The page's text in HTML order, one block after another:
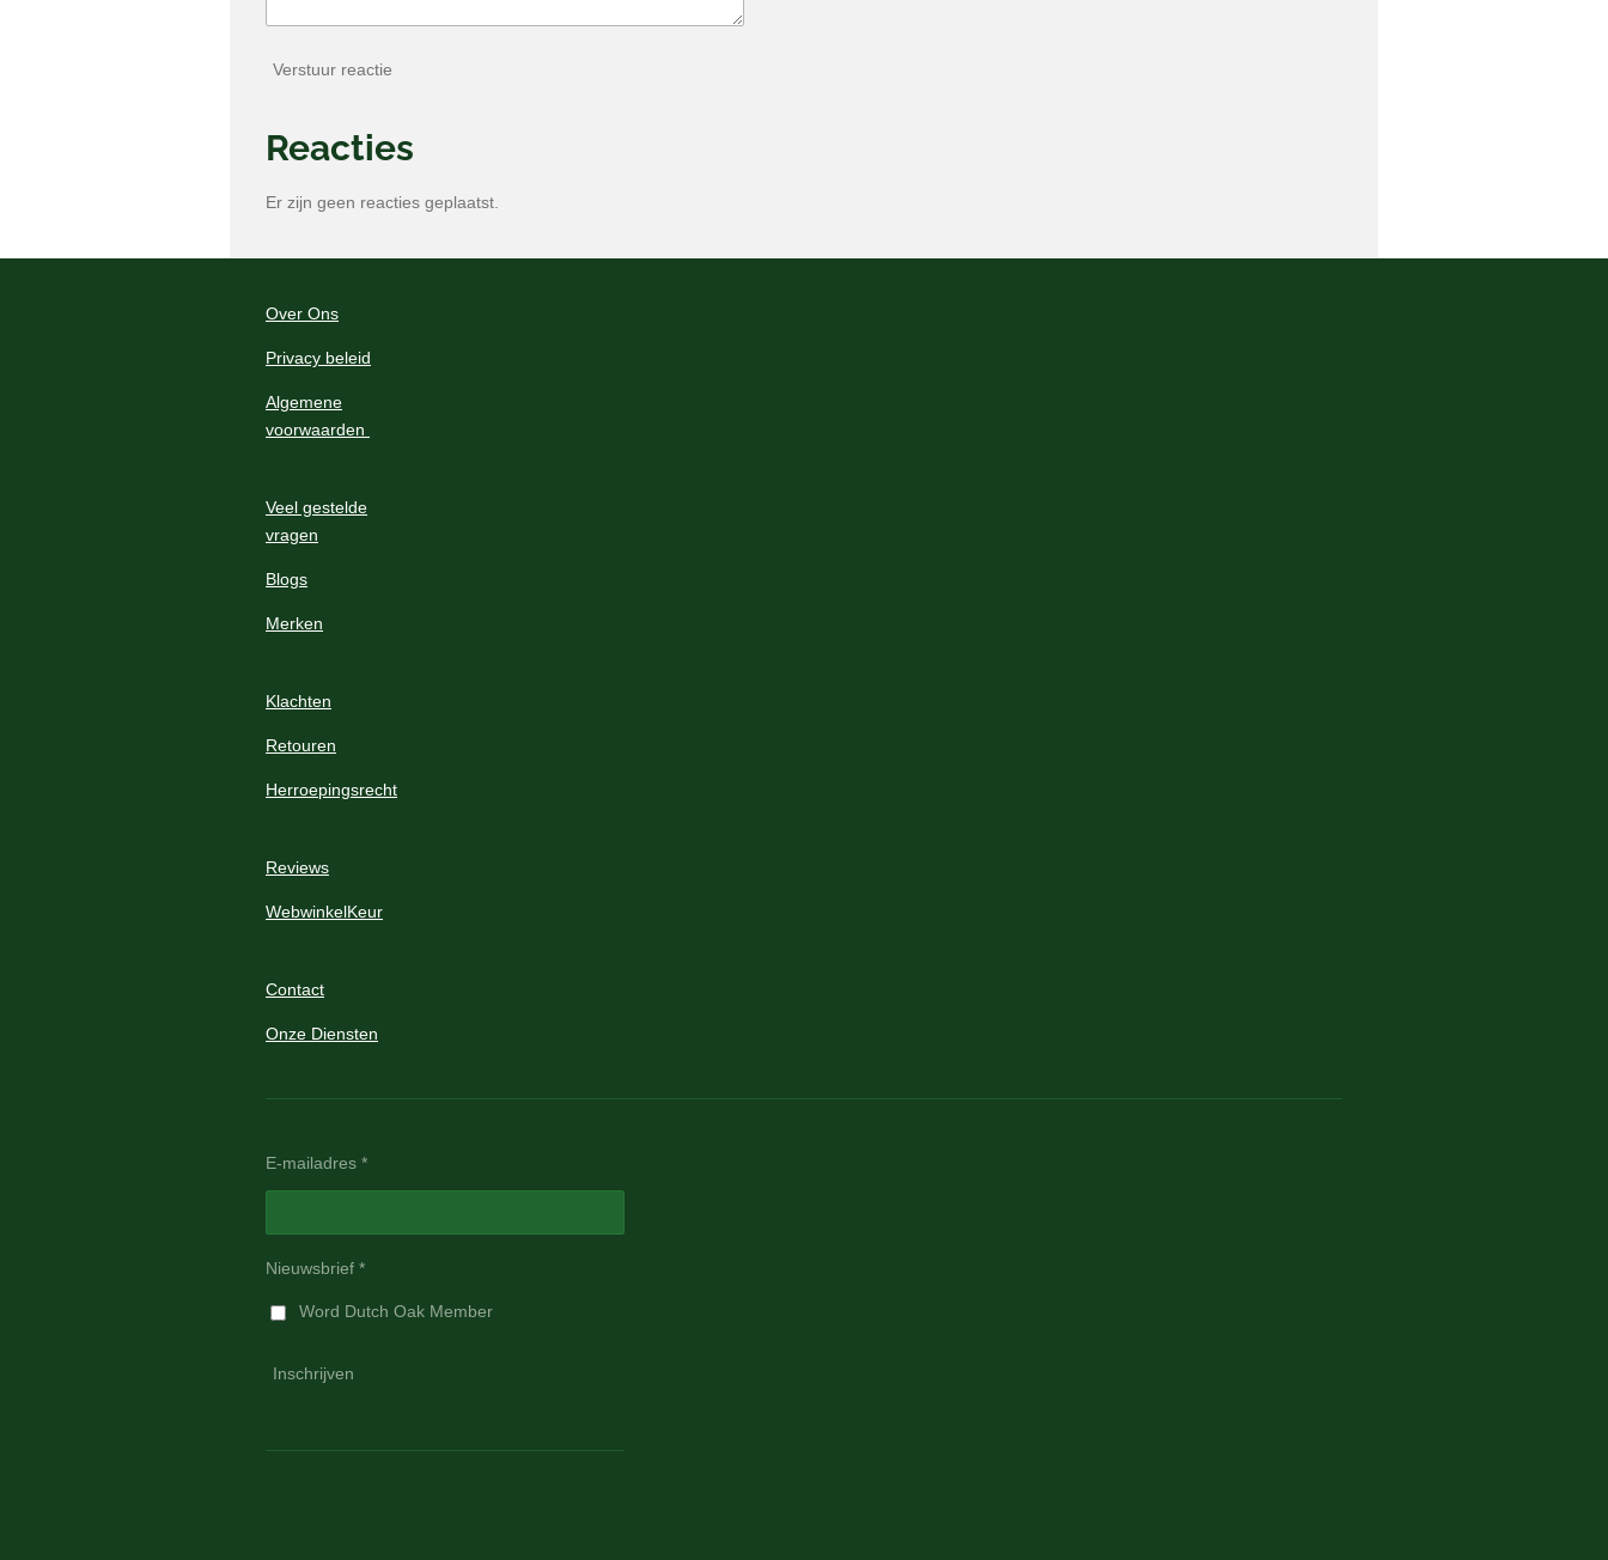
Verstuur reactie
Reacties
Er zijn geen reacties geplaatst.
Over Ons
Privacy beleid
Algemene
voorwaarden
Veel gestelde
vragen
Blogs
Merken
Klachten
Retouren
Herroepingsrecht
Reviews
WebwinkelKeur
Contact
Onze Diensten
E-mailadres *
Nieuwsbrief *
Word Dutch Oak Member
Inschrijven